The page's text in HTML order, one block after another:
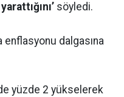
söyledi.
enflasyonu dalgasına
yüzde 2 yükselerek